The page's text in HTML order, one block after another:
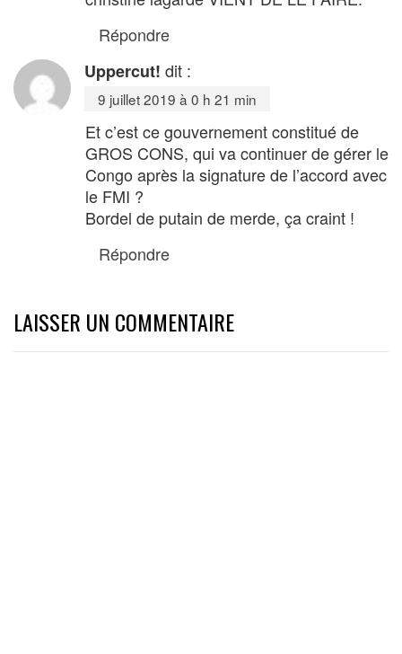
Répondre
Uppercut! dit :
9 juillet 2019 à 0 h 21 min
Et c’est ce gouvernement constitué de
GROS CONS, qui va continuer de gérer le
Congo après la signature de l’accord avec
le FMI ?
Bordel de putain de merde, ça craint !
Répondre
LAISSER UN COMMENTAIRE